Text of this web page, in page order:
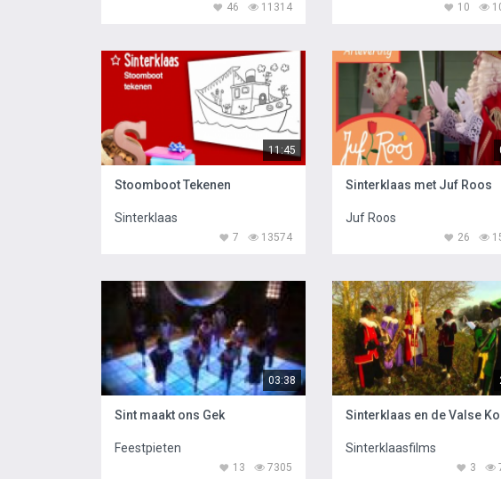
11314
46 10
11:45
Stoomboot Tekenen
Sinterklaas
13574
7
Sinterklaas met Juf Roos
Juf Roos
26
03:38
Sint maakt ons Gek
Feestpieten
7305
13
Sinterklaasfilms
3